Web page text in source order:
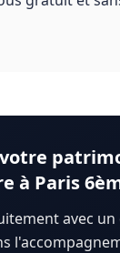
à Paris
avec